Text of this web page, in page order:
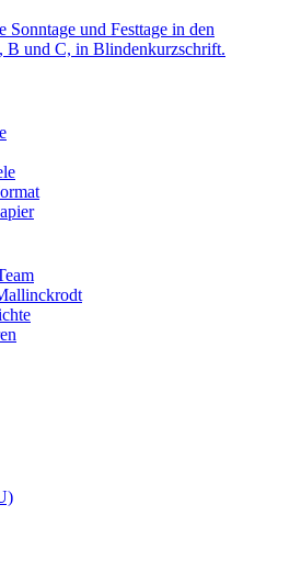
Sonntage und Festtage in den
B und C, in Blindenkurzschrift.